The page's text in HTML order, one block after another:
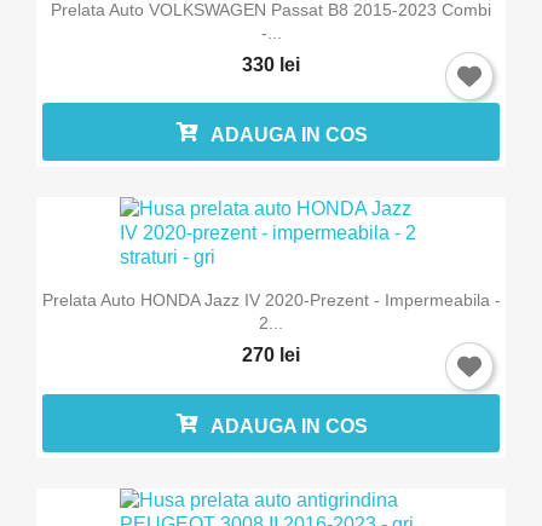
Prelata Auto VOLKSWAGEN Passat B8 2015-2023 Combi
-...
330 lei
ADAUGA IN COS
Prelata Auto HONDA Jazz IV 2020-Prezent - Impermeabila -
2...
270 lei
ADAUGA IN COS